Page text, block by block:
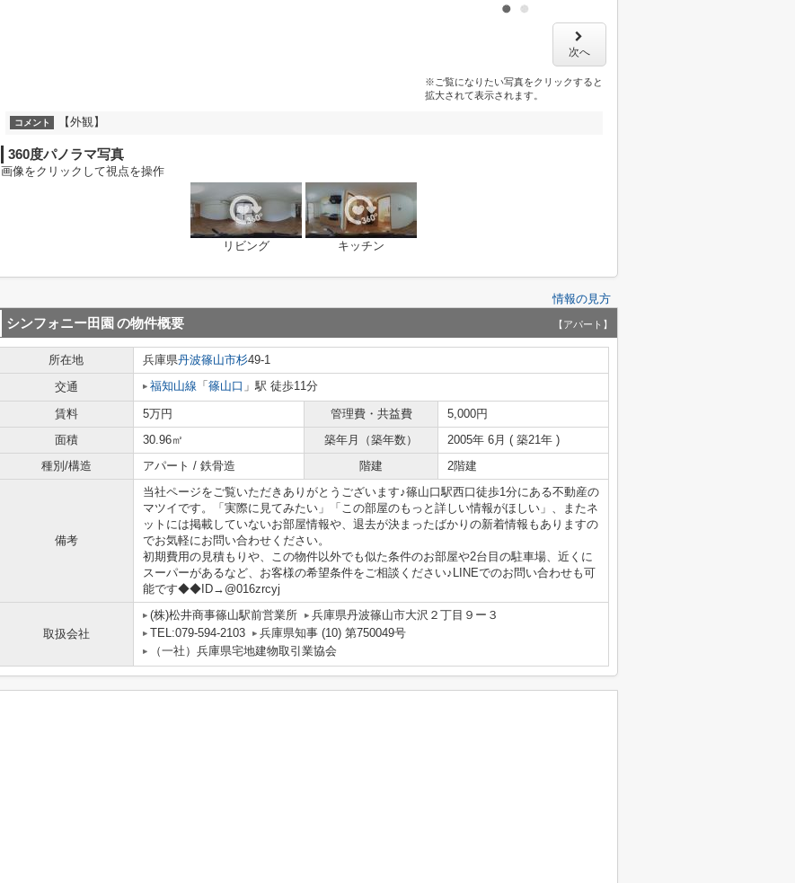
次へ
※ご覧になりたい写真をクリックすると
拡大されて表示されます。
コメント 【外観】
360度パノラマ写真
画像をクリックして視点を操作
リビング キッチン
情報の見方
シンフォニー田園 の物件概要 【アパート】
所在地 兵庫県丹波篠山市杉49-1
交通
福知山線 「 篠山口 」駅 徒歩11分
賃料 5万円 管理費・共益費
5,000円
面積
30.96㎡ 築年月（築年数）
2005年 6月 ( 築21年 )
種別/構造
アパート / 鉄骨造 階建 2階建
備考
当社ページをご覧いただきありがとうございます♪篠山口駅西口徒歩1分にある不動産の
マツイです。「実際に見てみたい」「この部屋のもっと詳しい情報がほしい」、またネ
ットには掲載していないお部屋情報や、退去が決まったばかりの新着情報もありますの
でお気軽にお問い合わせください。
初期費用の見積もりや、この物件以外でも似た条件のお部屋や2台目の駐車場、近くに
スーパーがあるなど、お客様の希望条件をご相談ください♪LINEでのお問い合わせも可
能です◆◆ID→@016zrcyj
取扱会社
(株)松井商事篠山駅前営業所
兵庫県丹波篠山市大沢２丁目９ー３
TEL:079-594-2103
兵庫県知事 (10) 第750049号
（一社）兵庫県宅地建物取引業協会